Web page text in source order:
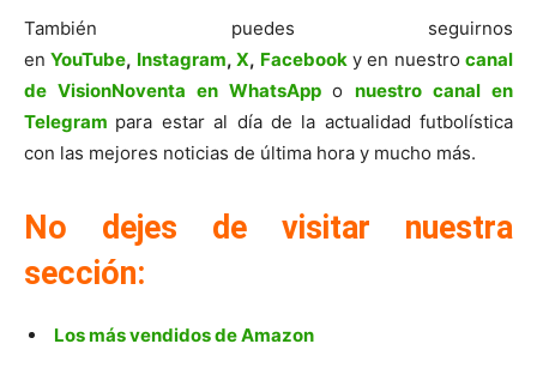
También puedes seguirnos
enYouTube, Instagram,X, Facebooky en nuestro canal
de VisionNoventa en WhatsApponuestro canal en
Telegram para estar al día de la actualidad futbolística
con las mejores noticias de última hora y mucho más.
No dejes de visitar nuestra
sección:
Los más vendidos de Amazon